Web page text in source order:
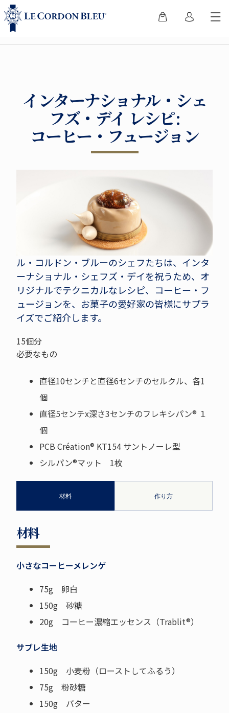
インターナショナル・シェ
フズ・デイ レシピ:
コーヒー・フュージョン
ル・コルドン・ブルーのシェフたちは、インタ
ーナショナル・シェフズ・デイを祝うため、オ
リジナルでテクニカルなレシピ、コーヒー・フ
ュージョンを、お菓子の愛好家の皆様にサプラ
イズでご紹介します。
15個分
必要なもの
直径10センチと直径6センチのセルクル、各1
個
直径5センチx深さ3センチのフレキシパン® １
個
PCB Création® KT154 サントノーレ型
シルパン®マット 1枚
材料 作り方
材料
小さなコーヒーメレンゲ
75g 卵白
150g 砂糖
20g コーヒー濃縮エッセンス（Trablit®）
サブレ生地
150g 小麦粉（ローストしてふるう）
75g 粉砂糖
150g バター